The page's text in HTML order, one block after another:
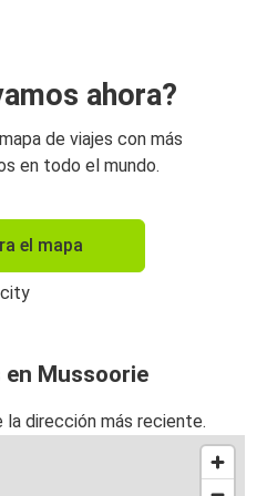
ahora?
de viajes con más
en todo el mundo.
el mapa
en Mussoorie
dirección más reciente.